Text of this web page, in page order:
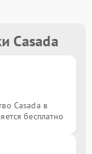
Casada
Casada в
бесплатно